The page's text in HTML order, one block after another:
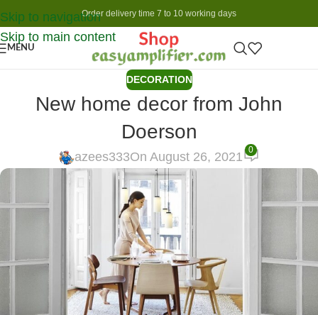
Skip to navigation
Skip to main content
Order delivery time 7 to 10 working days
MENU
DECORATION
New home decor from John
Doerson
azees333On August 26, 2021 0